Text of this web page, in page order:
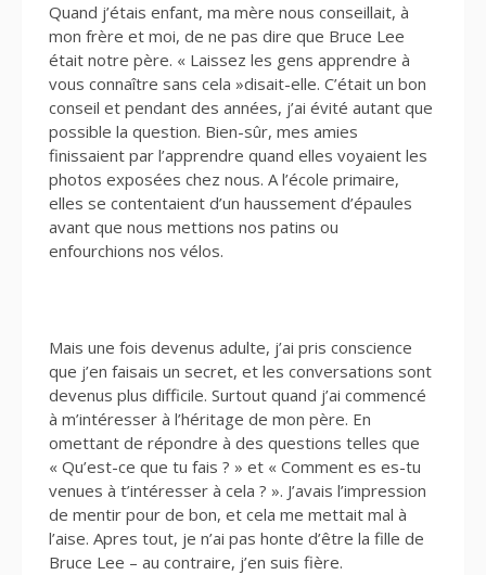
Quand j’étais enfant, ma mère nous conseillait, à
mon frère et moi, de ne pas dire que Bruce Lee
était notre père. « Laissez les gens apprendre à
vous connaître sans cela »disait-elle. C’était un bon
conseil et pendant des années, j’ai évité autant que
possible la question. Bien-sûr, mes amies
finissaient par l’apprendre quand elles voyaient les
photos exposées chez nous. A l’école primaire,
elles se contentaient d’un haussement d’épaules
avant que nous mettions nos patins ou
enfourchions nos vélos.
Mais une fois devenus adulte, j’ai pris conscience
que j’en faisais un secret, et les conversations sont
devenus plus difficile. Surtout quand j’ai commencé
à m’intéresser à l’héritage de mon père. En
omettant de répondre à des questions telles que
« Qu’est-ce que tu fais ? » et « Comment es es-tu
venues à t’intéresser à cela ? ». J’avais l’impression
de mentir pour de bon, et cela me mettait mal à
l’aise. Apres tout, je n’ai pas honte d’être la fille de
Bruce Lee – au contraire, j’en suis fière.